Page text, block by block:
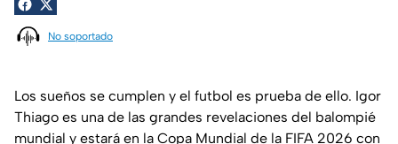
No soportado
Los sueños se cumplen y el futbol es prueba de ello. Igor
Thiago es una de las grandes revelaciones del balompié
mundial y estará en la Copa Mundial de la FIFA 2026 con